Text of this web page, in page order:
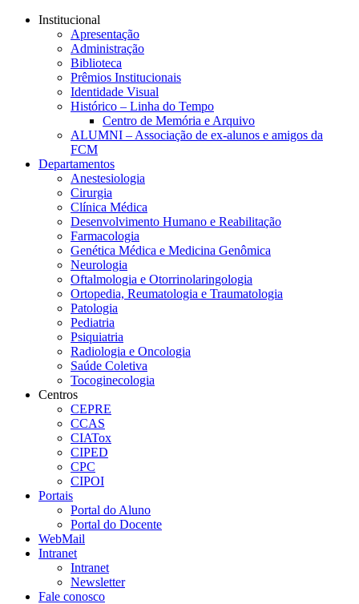
Conteúdo principal
Institucional
Apresentação
Administração
Biblioteca
Prêmios Institucionais
Identidade Visual
Histórico – Linha do Tempo
Centro de Memória e Arquivo
ALUMNI – Associação de ex-alunos e amigos da
FCM
Departamentos
Anestesiologia
Cirurgia
Clínica Médica
Desenvolvimento Humano e Reabilitação
Farmacologia
Genética Médica e Medicina Genômica
Neurologia
Oftalmologia e Otorrinolaringologia
Ortopedia, Reumatologia e Traumatologia
Patologia
Pediatria
Psiquiatria
Radiologia e Oncologia
Saúde Coletiva
Tocoginecologia
Centros
CEPRE
CCAS
CIATox
CIPED
CPC
CIPOI
Portais
Portal do Aluno
Portal do Docente
WebMail
Intranet
Intranet
Newsletter
Fale conosco